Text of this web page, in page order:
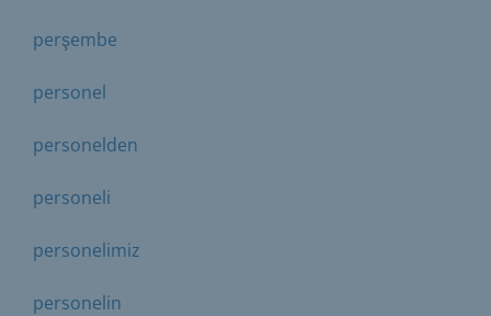
perşembe
personel
personelden
personeli
personelimiz
personelin